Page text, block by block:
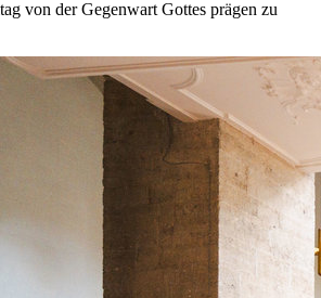
von der Gegenwart Gottes prägen zu